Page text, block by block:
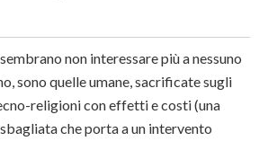
non interessare più a nessuno
sono quelle umane, sacrificate sugli
religioni con effetti e costi (una
che porta a un intervento